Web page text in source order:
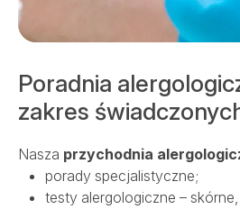
Poradnia
zakres
Nasza przychodnia
porady specjalistyczne;
testy alergologiczne –